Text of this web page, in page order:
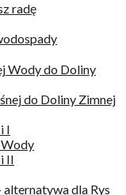
radę
Wody do Doliny
do Doliny Zimnej
I
II
dla Rys